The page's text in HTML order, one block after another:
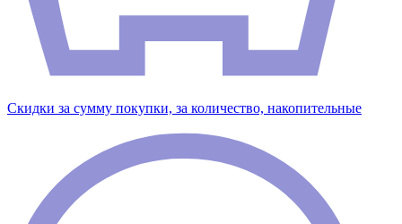
Скидки за сумму покупки, за количество, накопительные